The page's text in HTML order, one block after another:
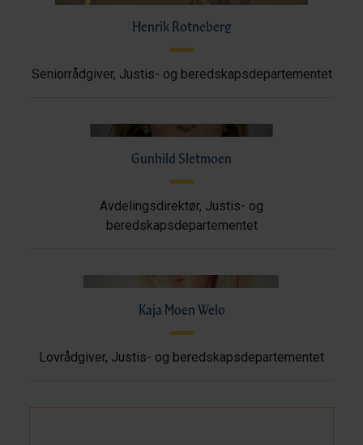
Henrik Rotneberg
Seniorrådgiver, Justis- og beredskapsdepartementet
Gunhild Sletmoen
Avdelingsdirektør, Justis- og
beredskapsdepartementet
Kaja Moen Welo
Lovrådgiver, Justis- og beredskapsdepartementet